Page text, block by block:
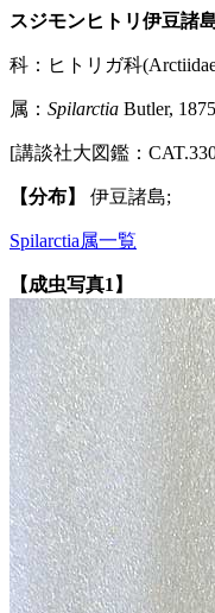
スジモンヒトリ伊豆諸
科：ヒトリガ科
属： Spilarctia Butler, 1875
[講談社大図鑑：
【分布】 伊豆諸島;
Spilarctia属一覧
【成虫写真1】